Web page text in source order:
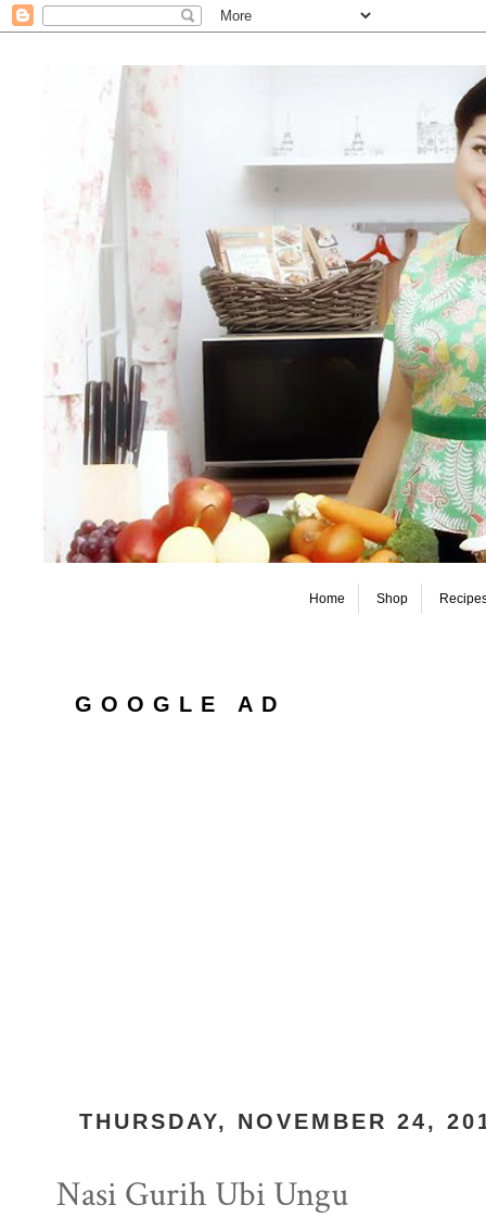
Home Shop
GOOGLE AD
THURSDAY, NOVEMBER 24,
Nasi Gurih Ubi Ungu